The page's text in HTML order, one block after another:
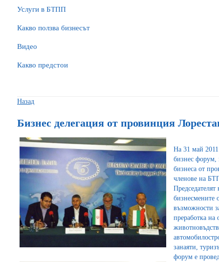
Услуги в БТПП
Какво ползва бизнесът
Видео
Какво предстои
Назад
Бизнес делегация от провинция
На 31 май
бизнес форум,
бизнеса от
членове на
бизнесмените
възможности
преработка
занаяти,
форум е